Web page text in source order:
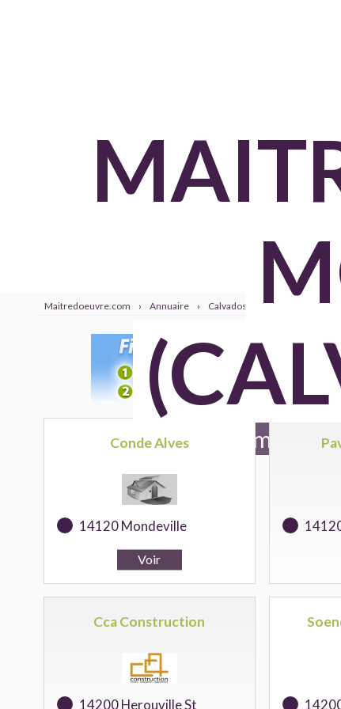
52
Maitredoeuvre.com › Annuaire › Calvados Mondeville
Conde Alves
14120 Mondeville
Cca Construction
14200 Herouville St